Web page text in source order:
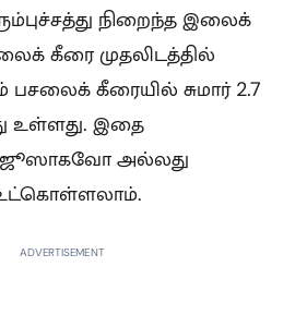
நிறைந்த இலைக்
கீரை முதலிடத்தில்
பசலைக் கீரையில் சுமார் 2.7
உள்ளது. இதை
ஜூஸாகவோ அல்லது
ADVERTISEMENT